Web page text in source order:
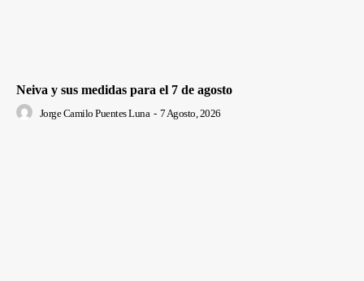
Neiva y sus medidas para el 7 de agosto
Jorge Camilo Puentes Luna - 7 Agosto, 2026